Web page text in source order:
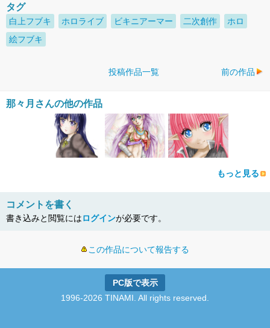
タグ
白上フブキ ホロライブ ビキニアーマー 二次創作
ホロ
絵フブキ
投稿作品一覧 前の作品
那々月さんの他の作品
もっと見る
コメントを書く
書き込みと閲覧にはログインが必要です。
この作品について報告する
PC版で表示
1996-2026 TINAMI. All rights reserved.